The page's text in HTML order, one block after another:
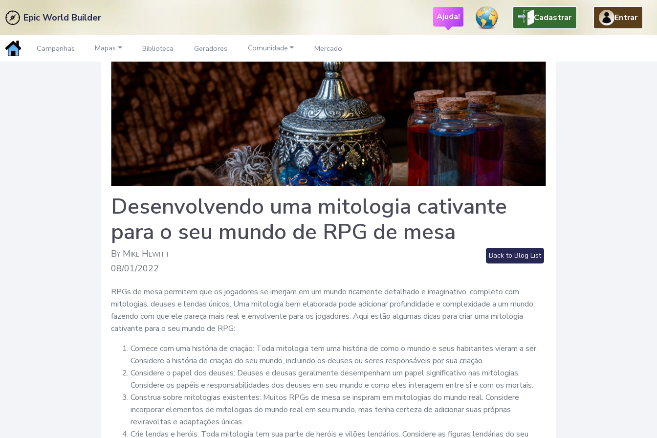
Epic World Builder Ajuda! Cadastrar Entrar
Campanhas Mapas Biblioteca Geradores Comunidade Mercado
Desenvolvendo uma mitologia cativante
para o seu mundo de RPG de mesa
By Mike Hewitt
08/01/2022
Back to Blog List
RPGs de mesa permitem que os jogadores se imerjam em um mundo ricamente detalhado e imaginativo, completo com
mitologias, deuses e lendas únicos. Uma mitologia bem elaborada pode adicionar profundidade e complexidade a um mundo,
fazendo com que ele pareça mais real e envolvente para os jogadores. Aqui estão algumas dicas para criar uma mitologia
cativante para o seu mundo de RPG:
Comece com uma história de criação: Toda mitologia tem uma história de como o mundo e seus habitantes vieram a ser.
Considere a história de criação do seu mundo, incluindo os deuses ou seres responsáveis por sua criação.
Considere o papel dos deuses: Deuses e deusas geralmente desempenham um papel significativo nas mitologias.
Considere os papéis e responsabilidades dos deuses em seu mundo e como eles interagem entre si e com os mortais.
Construa sobre mitologias existentes: Muitos RPGs de mesa se inspiram em mitologias do mundo real. Considere
incorporar elementos de mitologias do mundo real em seu mundo, mas tenha certeza de adicionar suas próprias
reviravoltas e adaptações únicas.
Crie lendas e heróis: Toda mitologia tem sua parte de heróis e vilões lendários. Considere as figuras lendárias do seu